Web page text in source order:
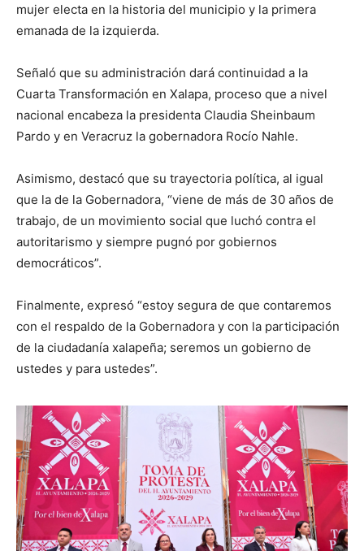
mujer electa en la historia del municipio y la primera
emanada de la izquierda.
Señaló que su administración dará continuidad a la
Cuarta Transformación en Xalapa, proceso que a nivel
nacional encabeza la presidenta Claudia Sheinbaum
Pardo y en Veracruz la gobernadora Rocío Nahle.
Asimismo, destacó que su trayectoria política, al igual
que la de la Gobernadora, “viene de más de 30 años de
trabajo, de un movimiento social que luchó contra el
autoritarismo y siempre pugnó por gobiernos
democráticos”.
Finalmente, expresó “estoy segura de que contaremos
con el respaldo de la Gobernadora y con la participación
de la ciudadanía xalapeña; seremos un gobierno de
ustedes y para ustedes”.